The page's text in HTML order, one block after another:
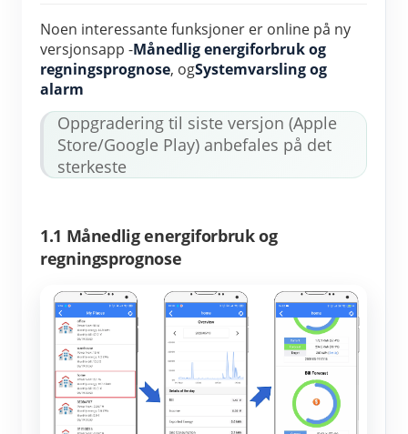
System for energiprognoser og -simulering
applikasjoner
Strømforbruksmåler
PV-varmekontrollsystem
Fabrikkenergiovervåking
Ressurser
Hurtigstart for produktet
Opplæringsvideo
FAQ
Nyheter
Samfunnet
Utforske
Ta kontakt med
Noen interessante funksjoner er online på ny
versjonsapp -Månedlig energiforbruk og
regningsprognose, ogSystemvarsling og
alarm
Oppgradering til siste versjon (Apple
Store/Google Play) anbefales på det
sterkeste
1.1 Månedlig energiforbruk og
regningsprognose